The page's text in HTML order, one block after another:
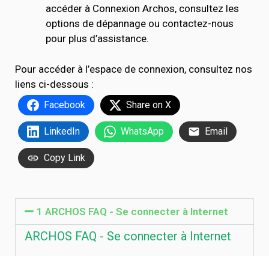
accéder à Connexion Archos, consultez les
options de dépannage ou contactez-nous
pour plus d’assistance.
Pour accéder à l’espace de connexion, consultez nos
liens ci-dessous :
Facebook Share on X
LinkedIn WhatsApp Email
Copy Link
1 ARCHOS FAQ - Se connecter à Internet
ARCHOS FAQ - Se connecter à Internet